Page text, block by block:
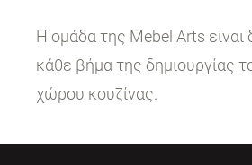
Η ομάδα της Mebel Arts είναι
κάθε βήμα της δημιουργίας
χώρου κουζίνας.